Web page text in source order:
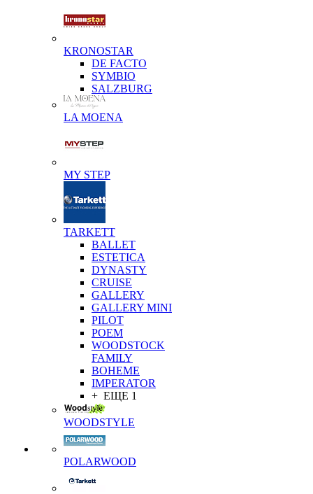
KRONOSTAR
DE FACTO
SYMBIO
SALZBURG
LA MOENA
MY STEP
TARKETT
BALLET
ESTETICA
DYNASTY
CRUISE
GALLERY
GALLERY MINI
PILOT
POEM
WOODSTOCK
FAMILY
BOHEME
IMPERATOR
+ ЕЩЕ 1
WOODSTYLE
POLARWOOD